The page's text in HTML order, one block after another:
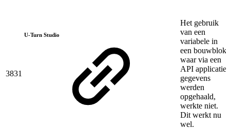
3831
U-Turn Studio
Het gebruik
van een
variabele in
een bouwblok
waar via een
API applicatie
gegevens
werden
opgehaald,
werkte niet.
Dit werkt nu
wel.